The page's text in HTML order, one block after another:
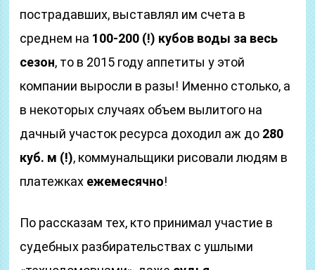
пострадавших, выставлял им счета в
среднем на 100-200 (!) кубов воды за весь
сезон, то в 2015 году аппетиты у этой
компании выросли в разы! Именно столько, а
в некоторых случаях объем вылитого на
дачный участок ресурса доходил аж до 280
куб. м (!), коммунальщики рисовали людям в
платежках ежемесячно!
По рассказам тех, кто принимал участие в
судебных разбирательствах с ушлыми